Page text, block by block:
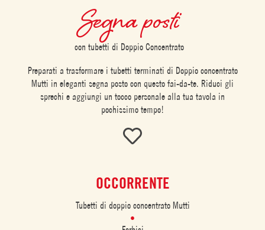
Segna posti
con tubetti di Doppio Concentrato
Preparati a trasformare i tubetti terminati di Doppio concentrato
Mutti in eleganti segna posto con questo fai-da-te. Riduci gli
sprechi e aggiungi un tocco personale alla tua tavola in
pochissimo tempo!
OCCORRENTE
Tubetti di doppio concentrato Mutti